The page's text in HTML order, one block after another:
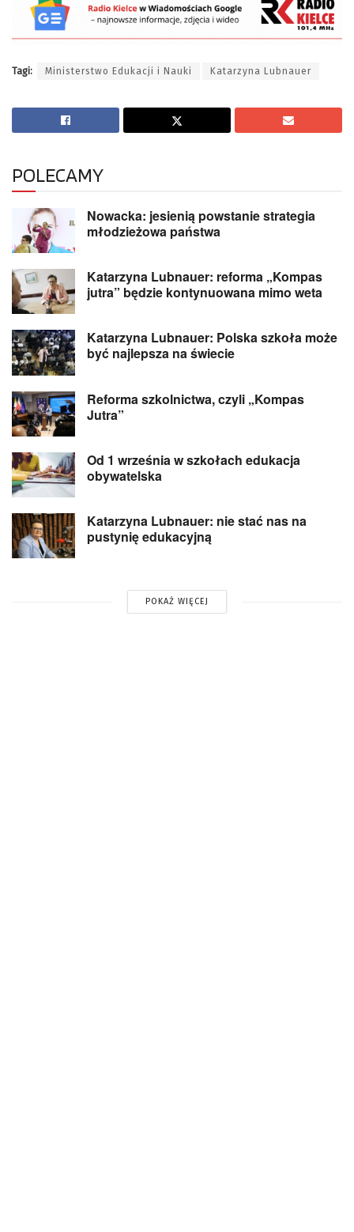
Tagi: Ministerstwo Edukacji i Nauki Katarzyna Lubnauer
POLECAMY
Nowacka: jesienią powstanie strategia
młodzieżowa państwa
Katarzyna Lubnauer: reforma „Kompas
jutra” będzie kontynuowana mimo weta
Katarzyna Lubnauer: Polska szkoła może
być najlepsza na świecie
Reforma szkolnictwa, czyli „Kompas
Jutra”
Od 1 września w szkołach edukacja
obywatelska
Katarzyna Lubnauer: nie stać nas na
pustynię edukacyjną
POKAŻ WIĘCEJ